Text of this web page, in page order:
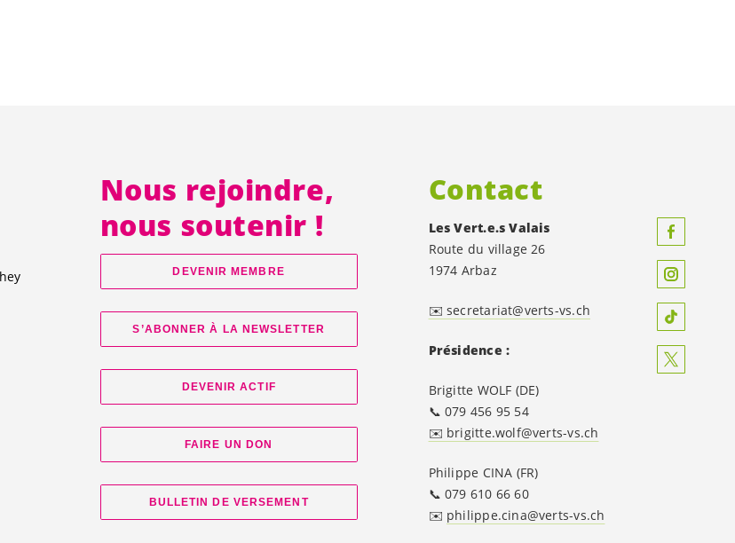
Nous rejoindre,
nous soutenir !
DEVENIR MEMBRE
S’ABONNER À LA NEWSLETTER
DEVENIR ACTIF
FAIRE UN DON
BULLETIN DE VERSEMENT
Contact
LesVert.e.s Valais
Route du village 26
1974 Arbaz
✉️ secretariat@verts-vs.ch
Présidence :
Brigitte WOLF (DE)
📞 079 456 95 54
✉️ brigitte.wolf@verts-vs.ch
Philippe CINA (FR)
📞 079 610 66 60
✉️ philippe.cina@verts-vs.ch